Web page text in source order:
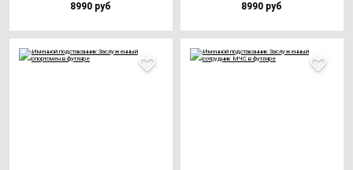
8990 руб 8990 руб